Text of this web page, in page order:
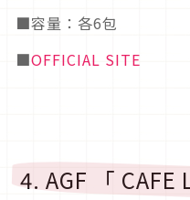
■容量：各6包
■OFFICIAL SITE
4. AGF 「 CAFE